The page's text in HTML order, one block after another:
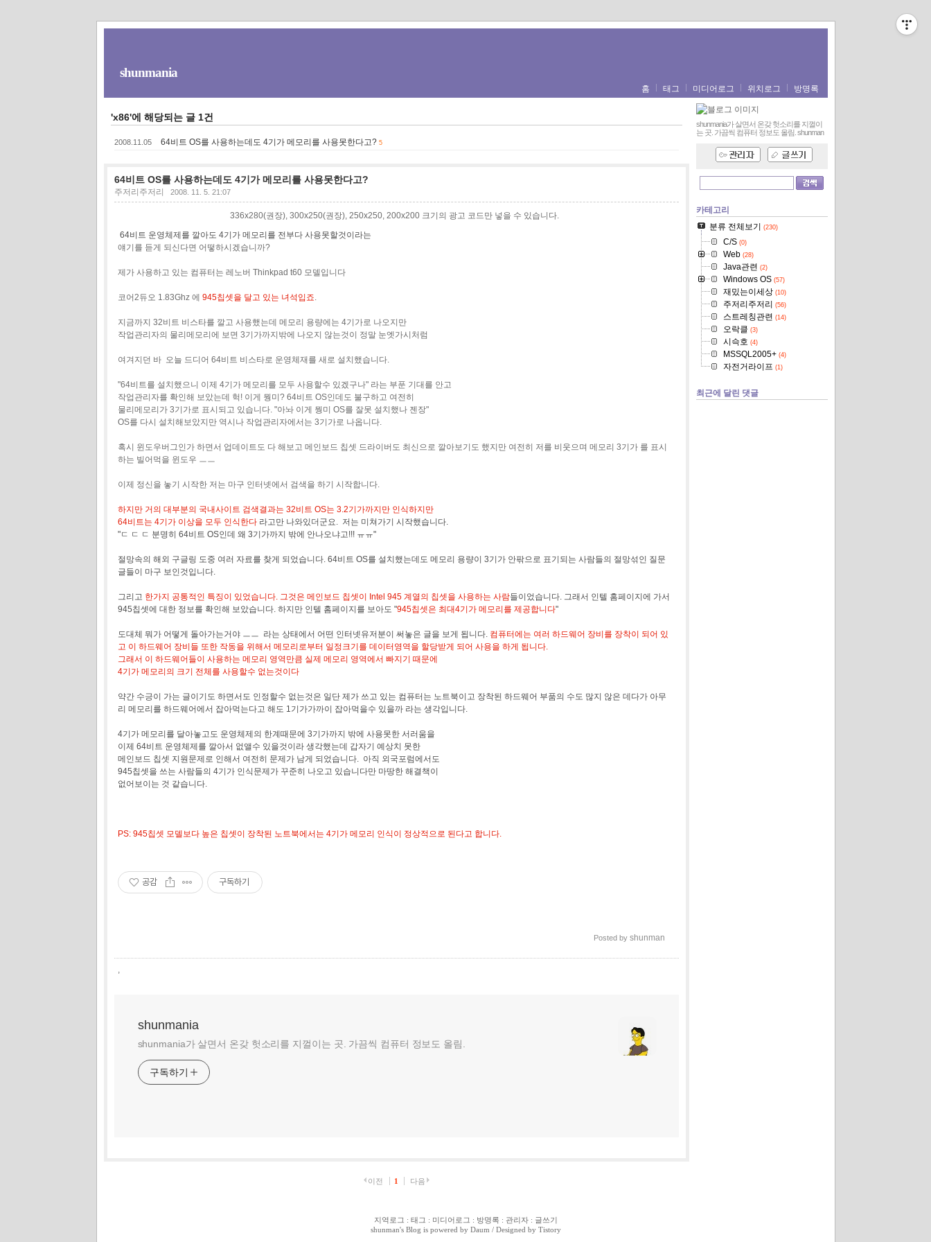
shunmania
홈 태그 미디어로그 위치로그 방명록
'x86'에 해당되는 글 1건
2008.11.05 64비트 OS를 사용하는데도 4기가 메모리를 사용못한다고? 5
64비트 OS를 사용하는데도 4기가 메모리를 사용못한다고?
주저리주저리 2008. 11. 5. 21:07
336x280(권장), 300x250(권장), 250x250, 200x200 크기의 광고 코드만 넣을 수 있습니다.
64비트 운영체제를 깔아도 4기가 메모리를 전부다 사용못할것이라는
얘기를 듣게 되신다면 어떻하시겠습니까?
제가 사용하고 있는 컴퓨터는 레노버 Thinkpad t60 모델입니다
코어2듀오 1.83Ghz 에 945칩셋을 달고 있는 녀석입죠
지금까지 32비트 비스타를 깔고 사용했는데 메모리 용량에는 4기가로 나오지만
작업관리자의 물리메모리에 보면 3기가까지밖에 나오지 않는것이 정말 눈엣가시처럼
여겨지던 바 오늘 드디어 64비트 비스타로 운영체재를 새로 설치했습니다.
"64비트를 설치했으니 이제 4기가 메모리를 모두 사용할수 있겠구나" 라는 부푼 기대를 안고
작업관리자를 확인해 보았는데 헉! 이게 뭥미? 64비트 OS인데도 불구하고 여전히
물리메모리가 3기가로 표시되고 있습니다. "아놔 이게 뭥미 OS를 잘못 설치했나 젠장"
OS를 다시 설치해보았지만 역시나 작업관리자에서는 3기가로 나옵니다.
혹시 윈도우버그인가 하면서 업데이트도 다 해보고 메인보드 칩셋 드라이버도 최신으로 깔아보기도 했지만 여전히 저를 비웃으며 메모리 3기가 를 표시
하는 빌어먹을 윈도우 ㅡㅡ
이제 정신을 놓기 시작한 저는 마구 인터넷에서 검색을 하기 시작합니다.
하지만 거의 대부분의 국내사이트 검색결과는 32비트 OS는 3.2기가까지만 인식하지만
64비트는 4기가 이상을 모두 인식한다 라고만 나와있더군요. 저는 미쳐가기 시작했습니다.
"ㄷ ㄷ ㄷ 분명히 64비트 OS인데 왜 3기가까지 밖에 안나오냐고!!! ㅠㅠ"
절망속의 해외 구글링 도중 여러 자료를 찾게 되었습니다. 64비트 OS를 설치했는데도 메모리 용량이 3기가 안팎으로 표기되는 사람들의 절망섞인 질문
글들이 마구 보인것입니다.
그리고 한가지 공통적인 특징이 있었습니다. 그것은 메인보드 칩셋이 Intel 945 계열의 칩셋을 사용하는 사람들이었습니다. 그래서 인텔 홈페이지에 가서
945칩셋에 대한 정보를 확인해 보았습니다. 하지만 인텔 홈페이지를 보아도 "945칩셋은 최대4기가 메모리를 제공합니다"
도대체 뭐가 어떻게 돌아가는거야 ㅡㅡ 라는 상태에서 어떤 인터넷유저분이 써놓은 글을 보게 됩니다. 컴퓨터에는 여러 하드웨어 장비를 장착이 되어 있
고 이 하드웨어 장비들 또한 작동을 위해서 메모리로부터 일정크기를 데이터영역을 할당받게 되어 사용을 하게 됩니다.
그래서 이 하드웨어들이 사용하는 메모리 영역만큼 실제 메모리 영역에서 빠지기 때문에
4기가 메모리의 크기 전체를 사용할수 없는것이다
약간 수긍이 가는 글이기도 하면서도 인정할수 없는것은 일단 제가 쓰고 있는 컴퓨터는 노트북이고 장착된 하드웨어 부품의 수도 많지 않은 데다가 아무
리 메모리를 하드웨어에서 잡아먹는다고 해도 1기가가까이 잡아먹을수 있을까 라는 생각입니다.
4기가 메모리를 달아놓고도 운영체제의 한계때문에 3기가까지 밖에 사용못한 서러움을
이제 64비트 운영체제를 깔아서 없앨수 있을것이라 생각했는데 갑자기 예상치 못한
메인보드 칩셋 지원문제로 인해서 여전히 문제가 남게 되었습니다. 아직 외국포럼에서도
945칩셋을 쓰는 사람들의 4기가 인식문제가 꾸준히 나오고 있습니다만 마땅한 해결책이
없어보이는 것 같습니다.
PS: 945칩셋 모델보다 높은 칩셋이 장착된 노트북에서는 4기가 메모리 인식이 정상적으로 된다고 합니다.
공감 구독하기
Posted by shunman
shunmania
shunmania가 살면서 온갖 헛소리를 지껄이는 곳. 가끔씩 컴퓨터 정보도 올림.
구독하기
이전 1 다음
shunmania가 살면서 온갖 헛소리를 지껄이
는 곳. 가끔씩 컴퓨터 정보도 올림. shunman
카테고리
분류 전체보기
(230)
C/S(0)
Web(28)
Java관련 (2)
Windows OS(57)
재밌는이세상(10)
주저리주저리 (56)
스트레칭관련 (14)
오락클 (3)
시슥호 (4)
MSSQL2005+(4)
자전거라이프 (1)
최근에 달린 댓글
지역로그 : 태그 : 미디어로그 : 방명록 : 관리자: 글쓰기
shunman's Blog is powered by Daum / Designed by Tistory